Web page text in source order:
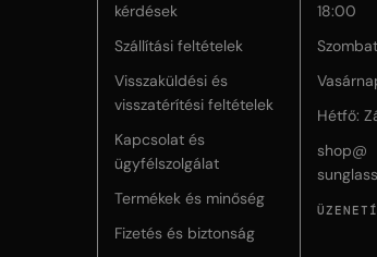
kérdések
Szállítási feltételek
Visszaküldési és
visszatérítési feltételek
Kapcsolat és
ügyfélszolgálat
Termékek és minőség
Fizetés és biztonság
18:00
Hétfő:
shop@